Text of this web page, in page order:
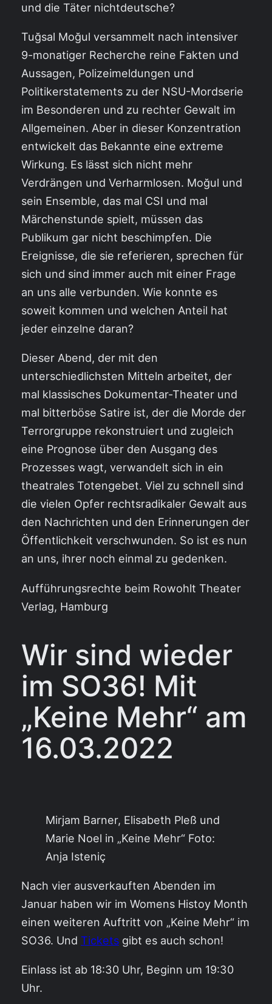
und die Täter nichtdeutsche?
Tuğsal Moğul versammelt nach intensiver
9-monatiger Recherche reine Fakten und
Aussagen, Polizeimeldungen und
Politikerstatements zu der NSU-Mordserie
im Besonderen und zu rechter Gewalt im
Allgemeinen. Aber in dieser Konzentration
entwickelt das Bekannte eine extreme
Wirkung. Es lässt sich nicht mehr
Verdrängen und Verharmlosen. Moğul und
sein Ensemble, das mal CSI und mal
Märchenstunde spielt, müssen das
Publikum gar nicht beschimpfen. Die
Ereignisse, die sie referieren, sprechen für
sich und sind immer auch mit einer Frage
an uns alle verbunden. Wie konnte es
soweit kommen und welchen Anteil hat
jeder einzelne daran?
Dieser Abend, der mit den
unterschiedlichsten Mitteln arbeitet, der
mal klassisches Dokumentar-Theater und
mal bitterböse Satire ist, der die Morde der
Terrorgruppe rekonstruiert und zugleich
eine Prognose über den Ausgang des
Prozesses wagt, verwandelt sich in ein
theatrales Totengebet. Viel zu schnell sind
die vielen Opfer rechtsradikaler Gewalt aus
den Nachrichten und den Erinnerungen der
Öffentlichkeit verschwunden. So ist es nun
an uns, ihrer noch einmal zu gedenken.
Aufführungsrechte beim Rowohlt Theater
Verlag, Hamburg
Wir sind wieder
im SO36! Mit
„Keine Mehr“ am
16.03.2022
Mirjam Barner, Elisabeth Pleß und
Marie Noel in „Keine Mehr“ Foto:
Anja Isteniç
Nach vier ausverkauften Abenden im
Januar haben wir im Womens Histoy Month
einen weiteren Auftritt von „Keine Mehr“ im
SO36. Und Tickets gibt es auch schon!
Einlass ist ab 18:30 Uhr, Beginn um 19:30
Uhr.